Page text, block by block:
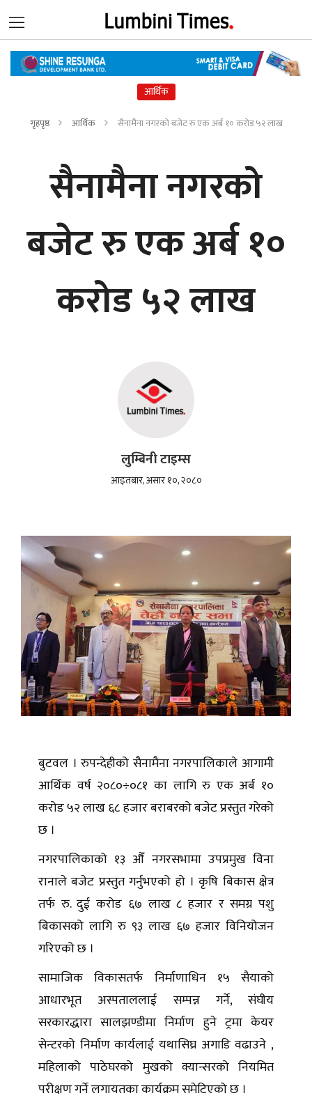
आर्थिक
गृहपृष्ठ आर्थिक सैनामैना नगरको बजेट रु एक अर्ब १० करोड ५२ लाख
सैनामैना नगरको
बजेट रु एक अर्ब १०
करोड ५२ लाख
लुम्बिनी टाइम्स
आइतबार, असार १०, २०८०
बुटवल । रुपन्देहीको सैनामैना नगरपालिकाले आगामी
आर्थिक वर्ष २०८०÷०८१ का लागि रु एक अर्ब १०
करोड ५२ लाख ६८ हजार बराबरको बजेट प्रस्तुत गरेको
छ ।
नगरपालिकाको १३ औँ नगरसभामा उपप्रमुख विना
रानाले बजेट प्रस्तुत गर्नुभएको हो । कृषि बिकास क्षेत्र
तर्फ रु. दुई करोड ६७ लाख ८ हजार र समग्र पशु
बिकासको लागि रु ९३ लाख ६७ हजार विनियोजन
गरिएको छ ।
सामाजिक विकासतर्फ निर्माणाधिन १५ सैयाको
आधारभूत अस्पताललाई सम्पन्न गर्ने, संघीय
सरकारद्धारा सालझण्डीमा निर्माण हुने ट्रमा केयर
सेन्टरको निर्माण कार्यलाई यथासिघ्र अगाडि वढाउने ,
महिलाको पाठेघरको मुखको क्यान्सरको नियमित
परीक्षण गर्ने लगायतका कार्यक्रम समेटिएको छ ।